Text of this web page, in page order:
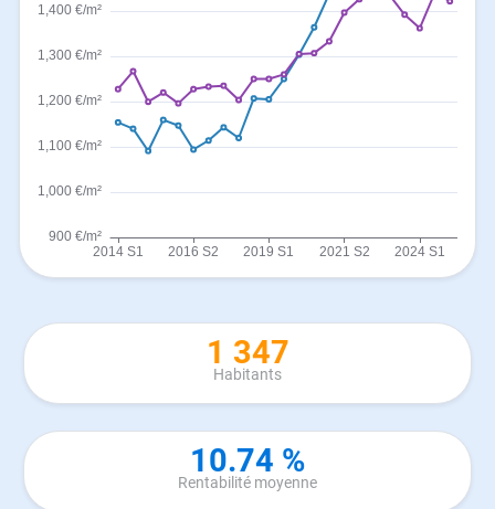
1 347
Habitants
10.74 %
Rentabilité moyenne